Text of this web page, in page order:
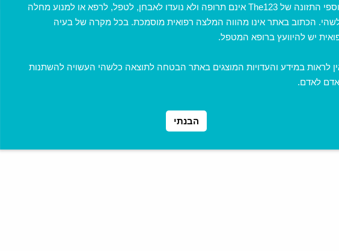
תוספי התזונה של The123 אינם תרופה ולא נועדו לאבחן, לטפל, לרפא או למנוע מחלה
הכתוב באתר אינו מהווה המלצה רפואית מוסמכת. בכל מקרה של בעיה
יש להיוועץ ברופא המטפל.
לראות במידע והעדויות המוצגים באתר הבטחה לתוצאה כלשהי העשויה להשתנות
לאדם.
הבנתי